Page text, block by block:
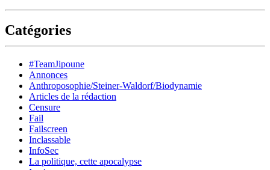
Catégories
#TeamJipoune
Annonces
Anthroposophie/Steiner-Waldorf/Biodynamie
Articles de la rédaction
Censure
Fail
Failscreen
Inclassable
InfoSec
La politique, cette apocalypse